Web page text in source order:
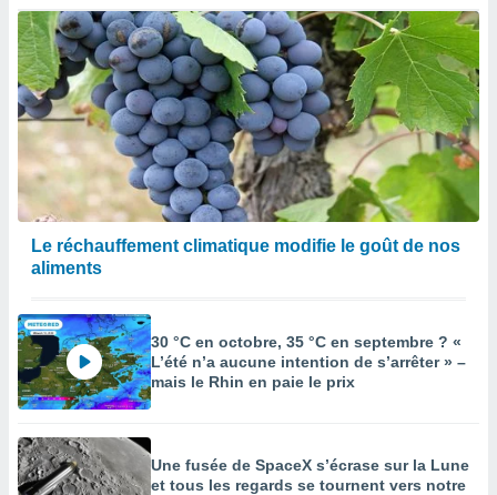
Le réchauffement climatique modifie le goût de nos
aliments
30 °C en octobre, 35 °C en septembre ? «
L’été n’a aucune intention de s’arrêter » –
mais le Rhin en paie le prix
Une fusée de SpaceX s’écrase sur la Lune
et tous les regards se tournent vers notre